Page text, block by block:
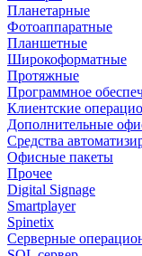
Планетарные
Фотоаппаратные
Планшетные
Широкоформатные
Протяжные
Программное
Клиентские
Дополнительные
Средства
Офисные пакеты
Прочее
Digital Signage
Smartplayer
Spinetix
Серверные